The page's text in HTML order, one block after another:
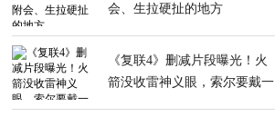
会、生拉硬扯的地方
《复联4》删减片段曝光！火
箭没收雷神义眼，索尔要戴一